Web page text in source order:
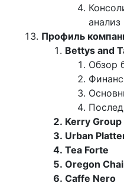
Профиль
Bettys and
Обзор
Kerry Group
Urban
Tea Forte
Oregon Chai
Caffe Nero